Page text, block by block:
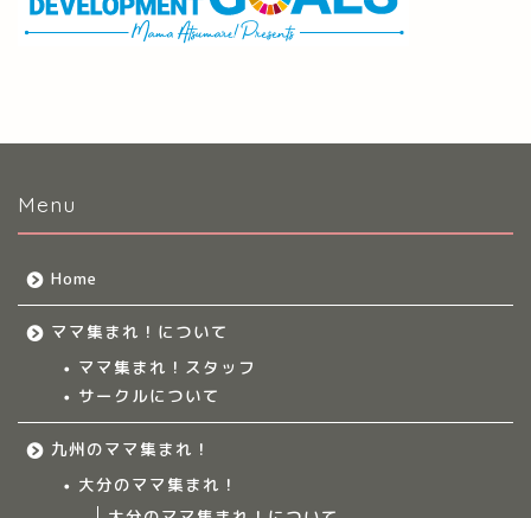
Menu
Home
ママ集まれ！について
ママ集まれ！スタッフ
サークルについて
九州のママ集まれ！
大分のママ集まれ！